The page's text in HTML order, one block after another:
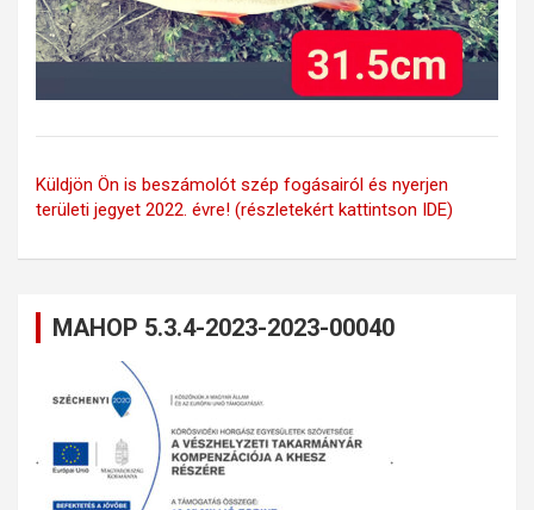
Küldjön Ön is beszámolót szép fogásairól és nyerjen
területi jegyet 2022. évre! (részletekért kattintson IDE)
MAHOP 5.3.4-2023-2023-00040